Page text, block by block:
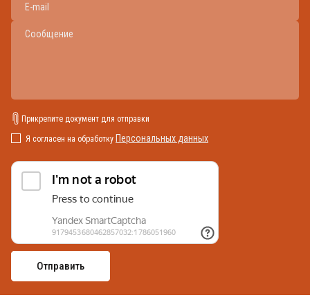
Прикрепите документ для отправки
Я согласен на обработку Персональных данных